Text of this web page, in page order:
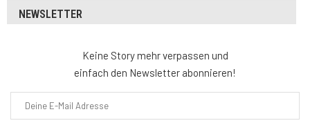
NEWSLETTER
Keine Story mehr verpassen und
einfach den Newsletter abonnieren!